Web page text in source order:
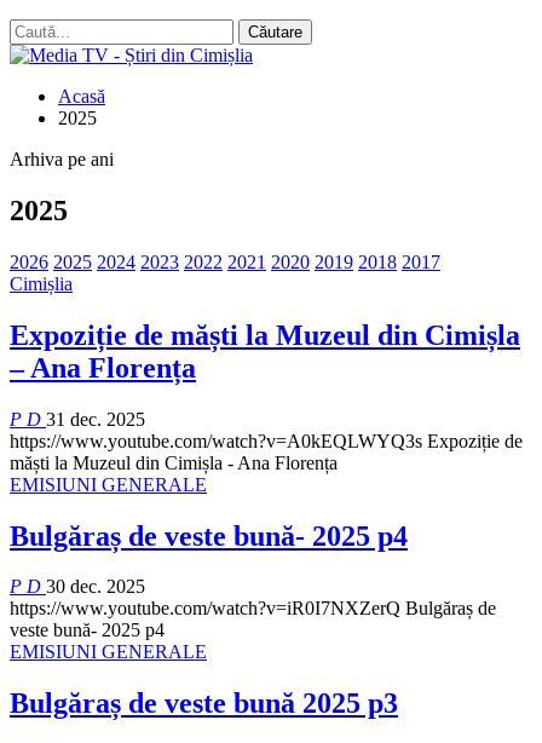
Acasă
2025
Arhiva pe ani
2025
2026 2025 2024 2023 2022 2021 2020 2019 2018 2017
Cimișlia
Expoziție de măști la Muzeul din Cimișla
– Ana Florența
P D 31 dec. 2025
https://www.youtube.com/watch?v=A0kEQLWYQ3s Expoziție de
măști la Muzeul din Cimișla - Ana Florența
EMISIUNI GENERALE
Bulgăraș de veste bună- 2025 p4
P D 30 dec. 2025
https://www.youtube.com/watch?v=iR0I7NXZerQ Bulgăraș de
veste bună- 2025 p4
EMISIUNI GENERALE
Bulgăraș de veste bună 2025 p3